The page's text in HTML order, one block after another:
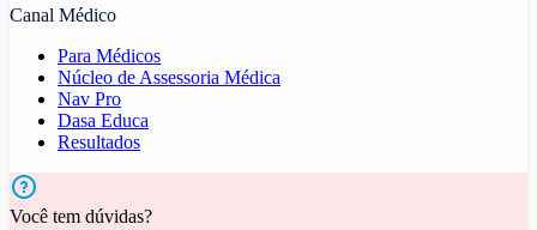
Canal Médico
Para Médicos
Núcleo de Assessoria Médica
Nav Pro
Dasa Educa
Resultados
Você tem dúvidas?